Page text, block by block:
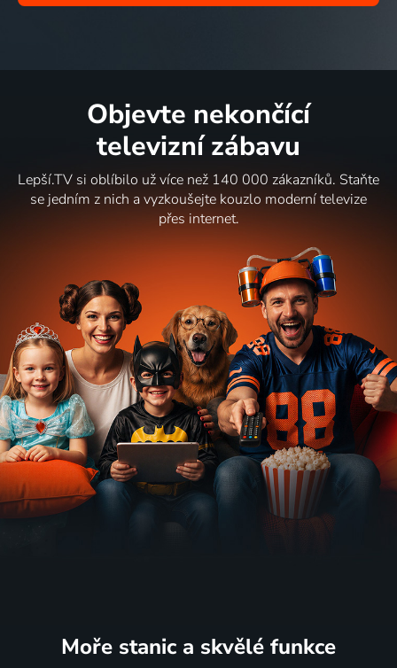
Objevte nekončící
televizní zábavu
Lepší.TV si oblíbilo už více než 140 000 zákazníků. Staňte
se jedním z nich a vyzkoušejte kouzlo moderní televize
přes internet.
Moře stanic a skvělé funkce